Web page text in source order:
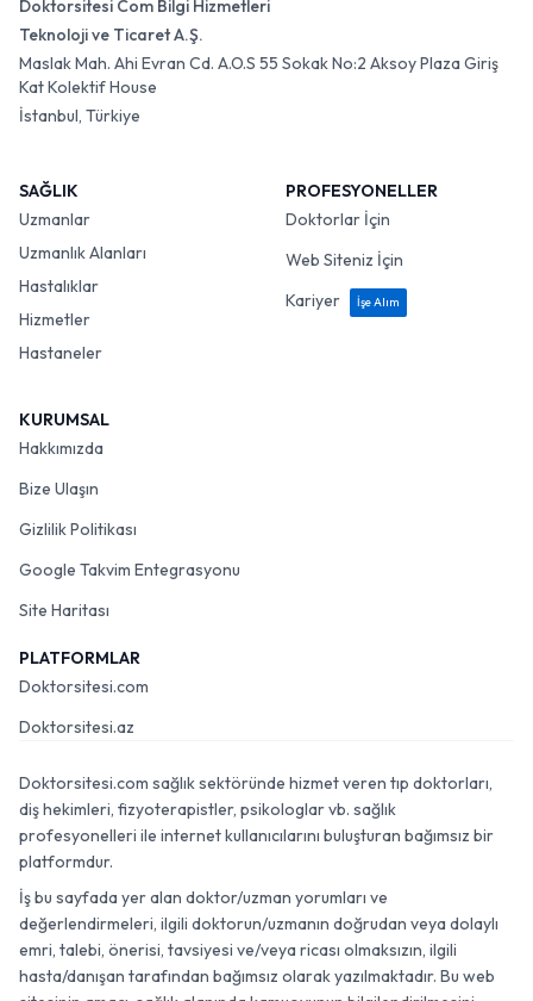
Doktorsitesi Com Bilgi Hizmetleri
Teknoloji ve Ticaret A.Ş.
Maslak Mah. Ahi Evran Cd. A.O.S 55 Sokak No:2 Aksoy Plaza Giriş
Kat Kolektif House
İstanbul, Türkiye
SAĞLIK
Uzmanlar
Uzmanlık Alanları
Hastalıklar
Hizmetler
Hastaneler
PROFESYONELLER
Doktorlar İçin
Web Siteniz İçin
Kariyer
İşe Alım
KURUMSAL
Hakkımızda
Bize Ulaşın
Gizlilik Politikası
Google Takvim Entegrasyonu
Site Haritası
PLATFORMLAR
Doktorsitesi.com
Doktorsitesi.az
Doktorsitesi.com sağlık sektöründe hizmet veren tıp doktorları,
diş hekimleri, fizyoterapistler, psikologlar vb. sağlık
profesyonelleri ile internet kullanıcılarını buluşturan bağımsız bir
platformdur.
İş bu sayfada yer alan doktor/uzman yorumları ve
değerlendirmeleri, ilgili doktorun/uzmanın doğrudan veya dolaylı
emri, talebi, önerisi, tavsiyesi ve/veya ricası olmaksızın, ilgili
hasta/danışan tarafından bağımsız olarak yazılmaktadır. Bu web